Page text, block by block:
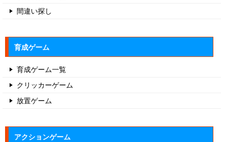
間違い探し
育成ゲーム
育成ゲーム一覧
クリッカーゲーム
放置ゲーム
アクションゲーム